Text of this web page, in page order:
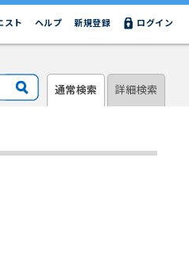
ログイン
新規登録
ヘルプ
スト
通常検索 詳細検索